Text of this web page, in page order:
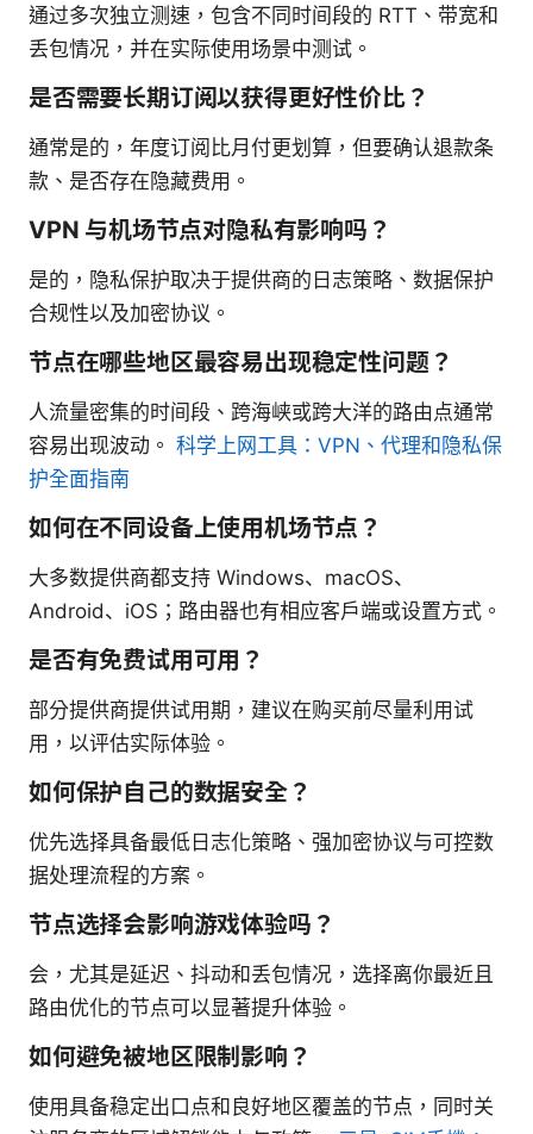
通过多次独立测速，包含不同时间段的 RTT、带宽和
丢包情况，并在实际使用场景中测试。
是否需要长期订阅以获得更好性价比？
通常是的，年度订阅比月付更划算，但要确认退款条
款、是否存在隐藏费用。
VPN 与机场节点对隐私有影响吗？
是的，隐私保护取决于提供商的日志策略、数据保护
合规性以及加密协议。
节点在哪些地区最容易出现稳定性问题？
人流量密集的时间段、跨海峡或跨大洋的路由点通常
容易出现波动。 科学上网工具：VPN、代理和隐私保
护全面指南
如何在不同设备上使用机场节点？
大多数提供商都支持 Windows、macOS、
Android、iOS；路由器也有相应客户端或设置方式。
是否有免费试用可用？
部分提供商提供试用期，建议在购买前尽量利用试
用，以评估实际体验。
如何保护自己的数据安全？
优先选择具备最低日志化策略、强加密协议与可控数
据处理流程的方案。
节点选择会影响游戏体验吗？
会，尤其是延迟、抖动和丢包情况，选择离你最近且
路由优化的节点可以显著提升体验。
如何避免被地区限制影响？
使用具备稳定出口点和良好地区覆盖的节点，同时关